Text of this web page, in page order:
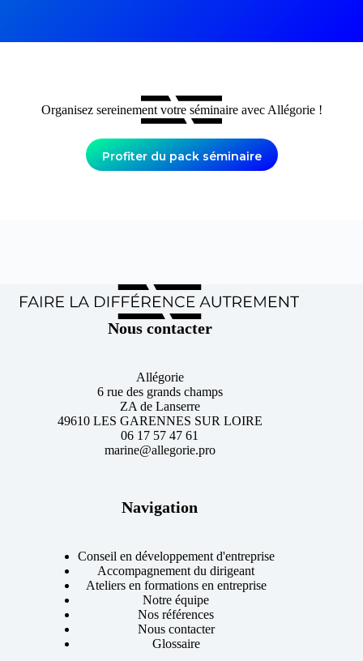
Organisez sereinement votre séminaire avec Allégorie !
Profiter du pack séminaire
Nous contacter
Allégorie
6 rue des grands champs
ZA de Lanserre
49610 LES GARENNES SUR LOIRE
06 17 57 47 61
marine@allegorie.pro
Navigation
Conseil en développement d'entreprise
Accompagnement du dirigeant
Ateliers en formations en entreprise
Notre équipe
Nos références
Nous contacter
Glossaire